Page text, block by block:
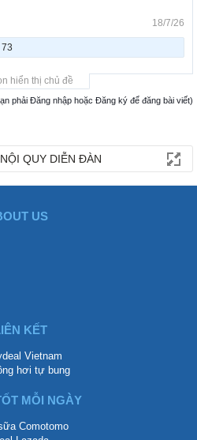
18/7/26
hiển thị chủ đề
phải Đăng nhập hoặc Đăng ký để đăng bài viết)
NỘI QUY DIỄN ĐÀN
US
KẾT
Vietnam
hơi tự bung
MỖI NGÀY
Comotomo